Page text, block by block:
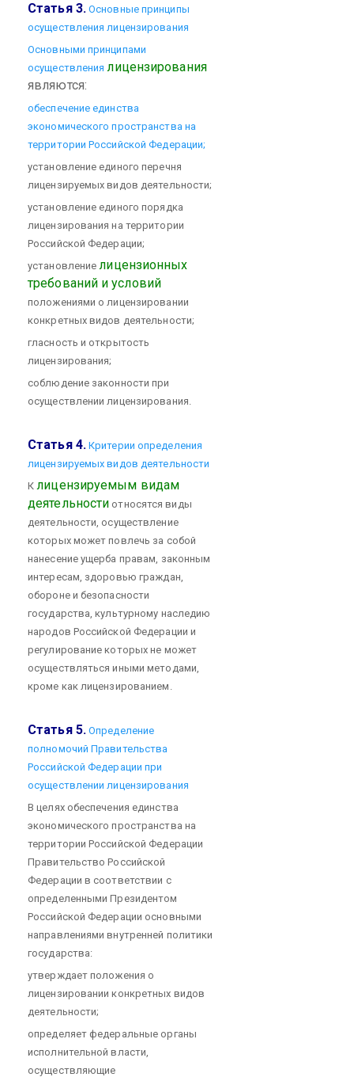
Статья 3.Основные принципы
осуществления лицензирования
Основными принципами
осуществлениялицензирования
являются:
обеспечение единства
экономического пространства на
территории Российской Федерации;
установление единого перечня
лицензируемых видов деятельности;
установление единого порядка
лицензирования на территории
Российской Федерации;
установлениелицензионных
требований и условий
положениями о лицензировании
конкретных видов деятельности;
гласность и открытость
лицензирования;
соблюдение законности при
осуществлении лицензирования.
Статья 4.Критерии определения
лицензируемых видов деятельности
Клицензируемым видам
деятельности относятся виды
деятельности, осуществление
которых может повлечь за собой
нанесение ущерба правам, законным
интересам, здоровью граждан,
обороне и безопасности
государства, культурному наследию
народов Российской Федерации и
регулирование которых не может
осуществляться иными методами,
кроме как лицензированием.
Статья 5.Определение
полномочий Правительства
Российской Федерации при
осуществлении лицензирования
В целях обеспечения единства
экономического пространства на
территории Российской Федерации
Правительство Российской
Федерации в соответствии с
определенными Президентом
Российской Федерации основными
направлениями внутренней политики
государства:
утверждает положения о
лицензировании конкретных видов
деятельности;
определяет федеральные органы
исполнительной власти,
осуществляющие